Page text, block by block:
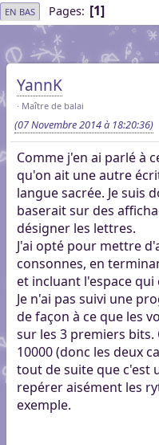
EN BAS Pages 1
YannK
Maître de balai
(07 Novembre 2014 à 18:20:36)
Comme j'en ai parlé à
qu'on ait une autre
langue sacrée. Je suis
baserait sur des
désigner les lettres.
J'ai opté pour mettre
consonnes, en
et incluant l'espace qui
Je n'ai pas suivi une
de façon à ce que les
sur les 3 premiers bits.
10000 (donc les deux
tout de suite que c'est
repérer aisément les
exemple.